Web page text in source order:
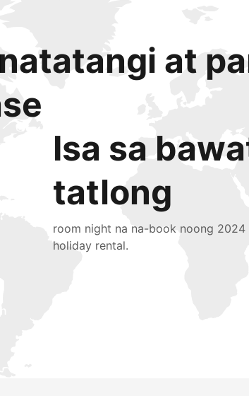
at
Isa sa
tatlong
room night na na-book noong 2024
holiday rental.